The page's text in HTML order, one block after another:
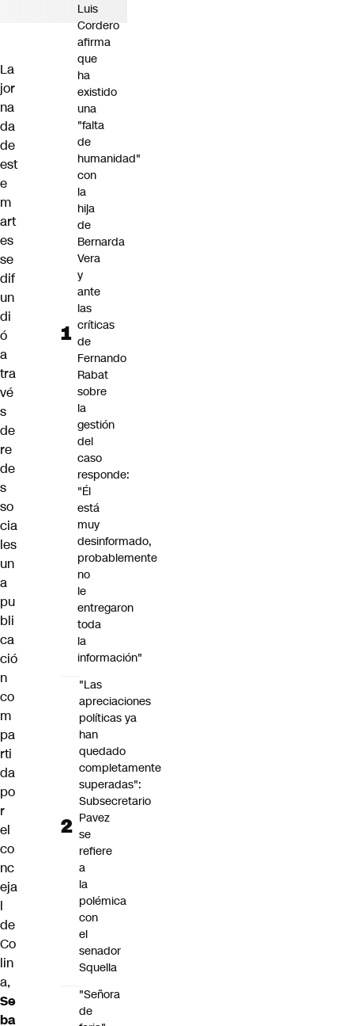
La
jor
na
da
de
est
e
m
art
es
se
dif
un
di
ó
a
tra
vé
s
de
re
de
s
so
cia
les
un
a
pu
bli
ca
ció
n
co
m
pa
rti
da
po
r
el
co
nc
eja
l
de
Co
lin
a,
Se
ba
Luis
Cordero
afirma
que
ha
existido
una
"falta
de
humanidad"
con
la
hija
de
Bernarda
Vera
y
ante
las
críticas
de
Fernando
Rabat
sobre
la
gestión
del
caso
responde:
"Él
está
muy
desinformado,
probablemente
no
le
entregaron
toda
la
información"
"Las
apreciaciones
políticas ya
han
quedado
completamente
superadas":
Subsecretario
Pavez
se
refiere
a
la
polémica
con
el
senador
Squella
"Señora
de